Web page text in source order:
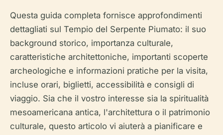
Questa guida completa fornisce approfondimenti
dettagliati sul Tempio del Serpente Piumato: il suo
background storico, importanza culturale,
caratteristiche architettoniche, importanti scoperte
archeologiche e informazioni pratiche per la visita,
incluse orari, biglietti, accessibilità e consigli di
viaggio. Sia che il vostro interesse sia la spiritualità
mesoamericana antica, l'architettura o il patrimonio
culturale, questo articolo vi aiuterà a pianificare e